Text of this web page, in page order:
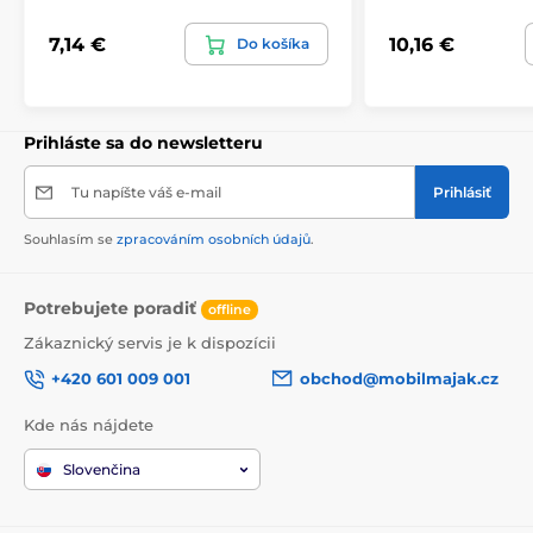
7,14 € Do košíka 10,16 €
Prihláste sa do newsletteru
Tu napíšte váš e-mail Prihlásiť
Souhlasím se zpracováním osobních údajů.
Potrebujete poradiť offline
Zákaznický servis je k dispozícii
+420 601 009 001
obchod@mobilmajak.cz
Kde nás nájdete
Slovenčina